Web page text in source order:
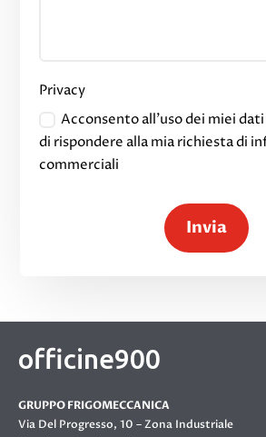
Privacy
Acconsento all'uso dei miei
di rispondere alla mia richiesta di
commerciali
Invia
officine900
GRUPPO FRIGOMECCANICA
Via Del Progresso, 10 – Zona Industriale